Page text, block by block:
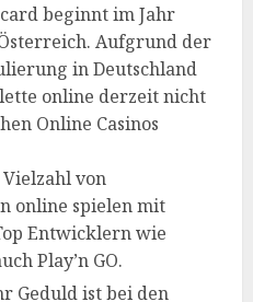
beginnt im Jahr
Aufgrund der
in Deutschland
online derzeit nicht
Online Casinos
von
online spielen mit
Entwicklern wie
Play’n GO.
Geduld ist bei den